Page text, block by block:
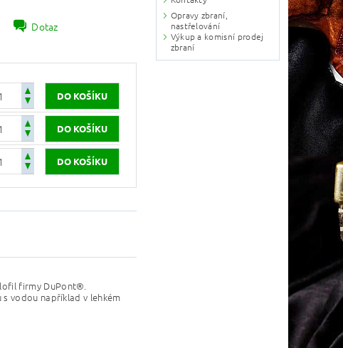
Dotaz
firmy DuPont®.
vodou například v lehkém
Opravy zbraní,
nastřelování
Výkup a komisní prodej
zbraní